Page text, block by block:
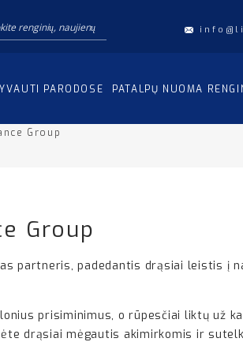
PARODOSE PATALPŲ NUOMA
Group
Group
partneris, padedantis drąsiai leistis
prisiminimus, o rūpesčiai liktų už
drąsiai mėgautis akimirkomis ir